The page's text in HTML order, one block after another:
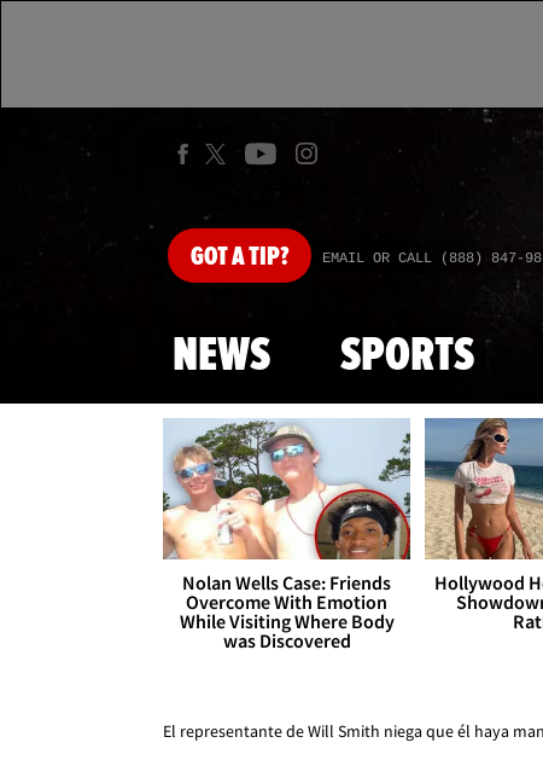
GOTA TIP? EMAIL OR CALL (888) 847-
NEWS SPORTS
Nolan Wells Case: Friends
Overcome With Emotion
While Visiting Where Body
was Discovered
Hollywood
El representante de Will Smith niega que él haya